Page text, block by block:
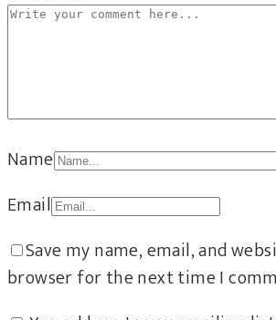
Name
Email
Save my name, email, and
browser for the next time I